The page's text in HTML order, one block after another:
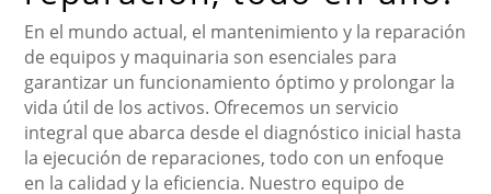
En el mundo actual, el mantenimiento y la reparación
de equipos y maquinaria son esenciales para
garantizar un funcionamiento óptimo y prolongar la
vida útil de los activos. Ofrecemos un servicio
integral que abarca desde el diagnóstico inicial hasta
la ejecución de reparaciones, todo con un enfoque
en la calidad y la eficiencia. Nuestro equipo de